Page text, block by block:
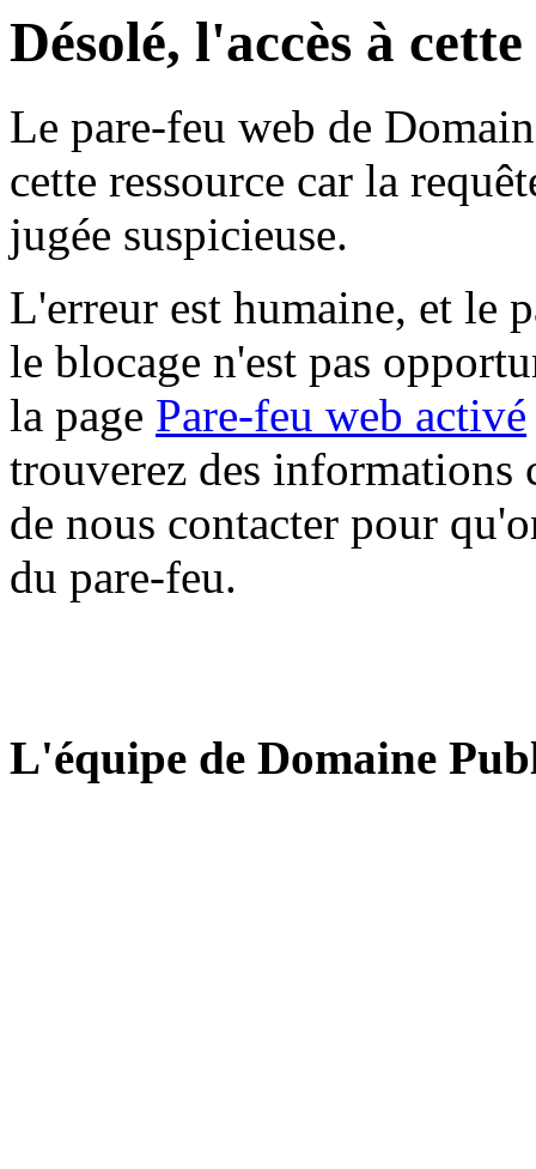
Désolé, l'accès à
Le pare-feu web de
cette ressource car la
jugée suspicieuse.
L'erreur est humaine, et le
le blocage n'est pas
la page Pare-feu web activé
trouverez des informations
de nous contacter pour
du pare-feu.
L'équipe de Domaine